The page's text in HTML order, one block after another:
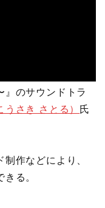
』のサウンドトラ
うさき さとる）
氏
作などにより、
る。